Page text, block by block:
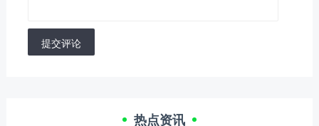
提交评论
热点资讯